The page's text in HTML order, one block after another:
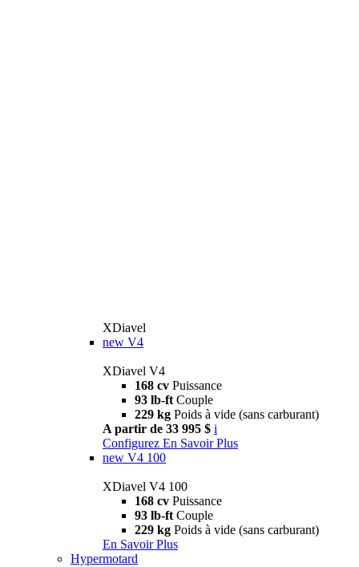
XDiavel
new V4
XDiavel V4
168 cv Puissance
93 lb-ft Couple
229 kg Poids à vide (sans carburant)
A partir de 33 995 $ i
Configurez En Savoir Plus
new V4 100
XDiavel V4 100
168 cv Puissance
93 lb-ft Couple
229 kg Poids à vide (sans carburant)
En Savoir Plus
Hypermotard